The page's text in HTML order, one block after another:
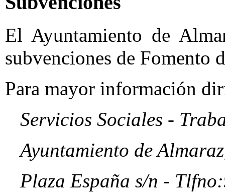
El Ayuntamiento de
subvenciones de Fomento
Para mayor información
Servicios Sociales -
Ayuntamiento de
Plaza España s/n -